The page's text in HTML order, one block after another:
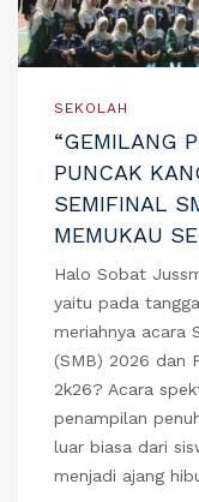
SEKOLAH
“GEMILANG
PUNCAK
SEMIFINAL
MEMUKAU
Halo Sobat
yaitu pada
meriahnya acara
(SMB) 2026 dan
2k26? Acara
penampilan
luar biasa dari
menjadi ajang